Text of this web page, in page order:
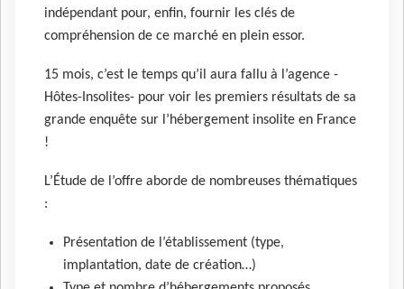
indépendant pour, enfin, fournir les clés de
compréhension de ce marché en plein essor.
15 mois, c’est le temps qu’il aura fallu à l’agence -
Hôtes-Insolites- pour voir les premiers résultats de sa
grande enquête sur l’hébergement insolite en France
!
L’Étude de l’offre aborde de nombreuses thématiques
:
Présentation de l’établissement (type,
implantation, date de création…)